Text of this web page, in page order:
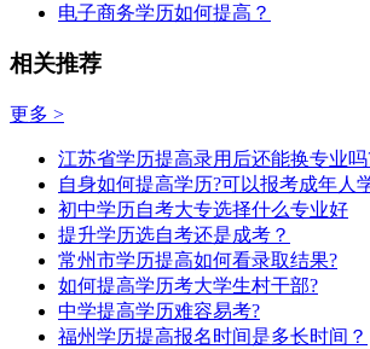
电子商务学历如何提高？
相关推荐
更多 >
江苏省学历提高录用后还能换专业吗
自身如何提高学历?可以报考成年人
初中学历自考大专选择什么专业好
提升学历选自考还是成考？
常州市学历提高如何看录取结果?
如何提高学历考大学生村干部?
中学提高学历难容易考?
福州学历提高报名时间是多长时间？